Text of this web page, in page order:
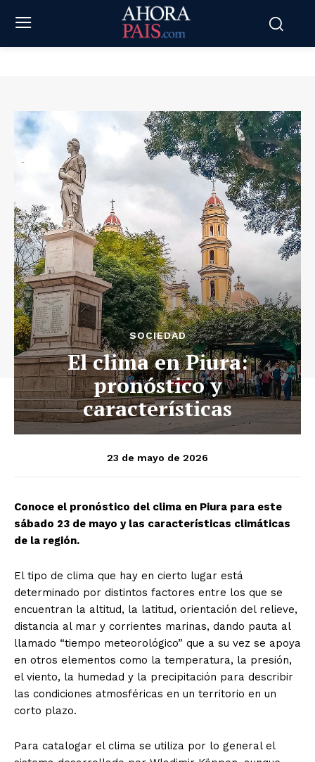
SOCIEDAD
El clima en Piura:
pronóstico y
características
23 de mayo de 2026
Conoce el pronóstico del clima en Piura para este
sábado 23 de mayo y las características climáticas
de la región.
El tipo de clima que hay en cierto lugar está
determinado por distintos factores entre los que se
encuentran la altitud, la latitud, orientación del relieve,
distancia al mar y corrientes marinas, dando pauta al
llamado “tiempo meteorológico” que a su vez se apoya
en otros elementos como la temperatura, la presión,
el viento, la humedad y la precipitación para describir
las condiciones atmosféricas en un territorio en un
corto plazo.
Para catalogar el clima se utiliza por lo general el